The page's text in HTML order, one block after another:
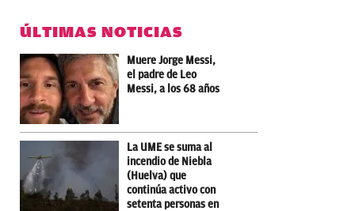
ÚLTIMAS NOTICIAS
Muere Jorge Messi,
el padre de Leo
Messi, a los 68 años
La UME se suma al
incendio de Niebla
(Huelva) que
continúa activo con
setenta personas en